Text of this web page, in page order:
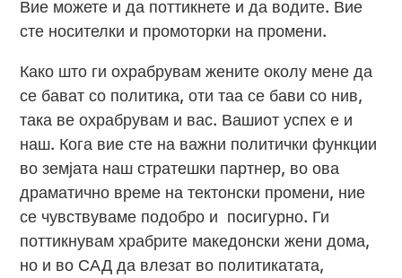
Вие можете и да поттикнете и да водите. Вие
сте носителки и промоторки на промени.
Како што ги охрабрувам жените околу мене да
се бават со политика, оти таа се бави со нив,
така ве охрабрувам и вас. Вашиот успех е и
наш. Кога вие сте на важни политички функции
во земјата наш стратешки партнер, во ова
драматично време на тектонски промени, ние
се чувствуваме подобро и посигурно. Ги
поттикнувам храбрите македонски жени дома,
но и во САД да влезат во политикатата,